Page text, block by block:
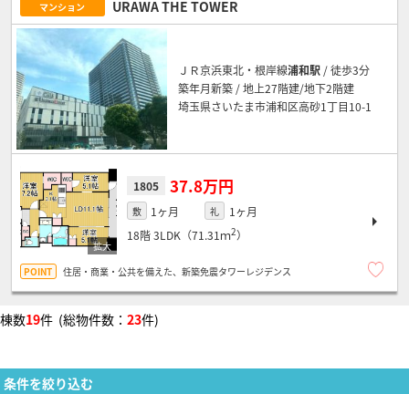
マンション URAWA THE TOWER
ＪＲ京浜東北・根岸線浦和駅 / 徒歩3分
築年月新築 / 地上27階建/地下2階建
埼玉県さいたま市浦和区高砂1丁目10-1
1805 37.8万円
敷 1ヶ月 礼
1ヶ月
18階3LDK（71.31ｍ2）
住居・商業・公共を備えた、新築免震タワーレジデンス
棟数19件 (総物件数： 23件)
条件を絞り込む